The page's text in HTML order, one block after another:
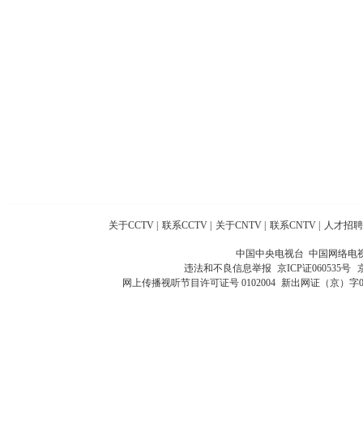
关于CCTV 联系CCTV 关于CNTV 联系CNTV 人才招聘
中国中央电视台 中国网络电
违法和不良信息举报 京ICP证060535号
网上传播视听节目许可证号 0102004 新出网证（京）